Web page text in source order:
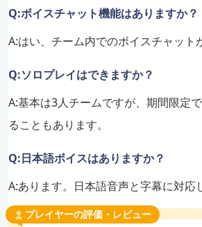
Q:ボイスチャット機能はありますか？
A:はい、チーム内でのボイスチャット
Q:ソロプレイはできますか？
A:基本は3人チームですが、期間限定
ることもあります。
Q:日本語ボイスはありますか？
A:あります。日本語音声と字幕に対応
プレイヤーの評価・レビュー